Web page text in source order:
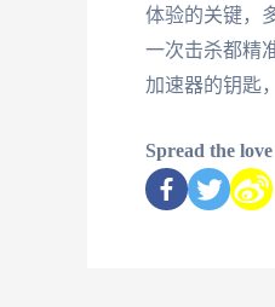
体验的关键，
一次击杀都精
加速器的钥匙
Spread the love